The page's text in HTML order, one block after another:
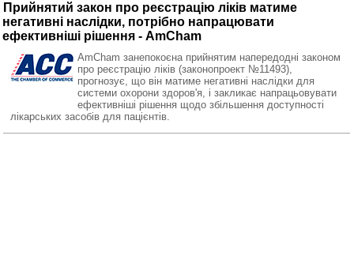
Прийнятий закон про реєстрацію ліків матиме
негативні наслідки, потрібно напрацювати
ефективніші рішення - AmCham
AmCham занепокоєна прийнятим напередодні законом
про реєстрацію ліків (законопроект №11493),
прогнозує, що він матиме негативні наслідки для
системи охорони здоров'я, і закликає напрацьовувати
ефективніші рішення щодо збільшення доступності
лікарських засобів для пацієнтів.